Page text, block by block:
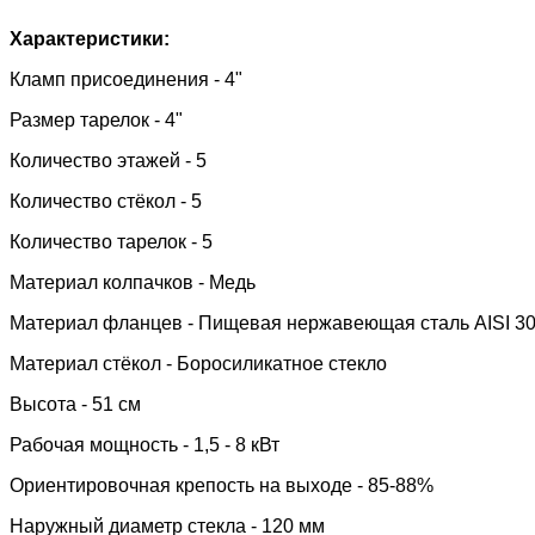
Характеристики:
Кламп присоединения - 4"
Размер тарелок - 4"
Количество этажей - 5
Количество стёкол - 5
Количество тарелок - 5
Материал колпачков - Медь
Материал фланцев - Пищевая нержавеющая сталь AISI
Материал стёкол - Боросиликатное стекло
Высота - 51 см
Рабочая мощность - 1,5 - 8 кВт
Ориентировочная крепость на выходе - 85-88%
Наружный диаметр стекла - 120 мм